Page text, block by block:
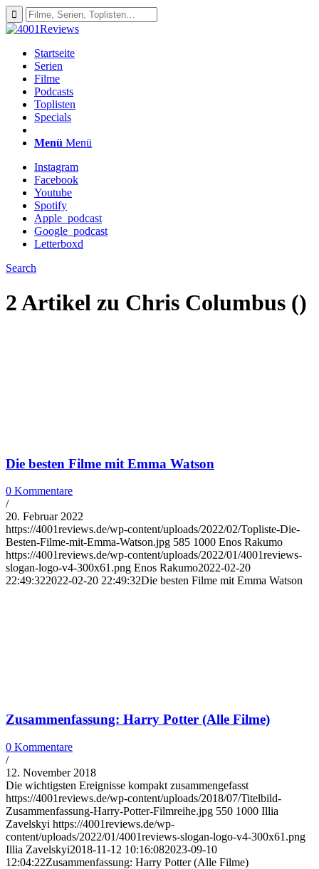
Startseite
Serien
Filme
Podcasts
Toplisten
Specials
Menü Menü
Instagram
Facebook
Youtube
Spotify
Apple_podcast
Google_podcast
Letterboxd
Search
2 Artikel zu Chris Columbus ()
Die besten Filme mit Emma Watson
0 Kommentare
/
20. Februar 2022
https://4001reviews.de/wp-content/uploads/2022/02/Topliste-Die-
Besten-Filme-mit-Emma-Watson.jpg 585 1000 Enos Rakumo
https://4001reviews.de/wp-content/uploads/2022/01/4001reviews-
slogan-logo-v4-300x61.png Enos Rakumo2022-02-20
22:49:322022-02-20 22:49:32Die besten Filme mit Emma Watson
Zusammenfassung: Harry Potter (Alle Filme)
0 Kommentare
/
12. November 2018
Die wichtigsten Ereignisse kompakt zusammengefasst
https://4001reviews.de/wp-content/uploads/2018/07/Titelbild-
Zusammenfassung-Harry-Potter-Filmreihe.jpg 550 1000 Illia
Zavelskyi https://4001reviews.de/wp-
content/uploads/2022/01/4001reviews-slogan-logo-v4-300x61.png
Illia Zavelskyi2018-11-12 10:16:082023-09-10
12:04:22Zusammenfassung: Harry Potter (Alle Filme)